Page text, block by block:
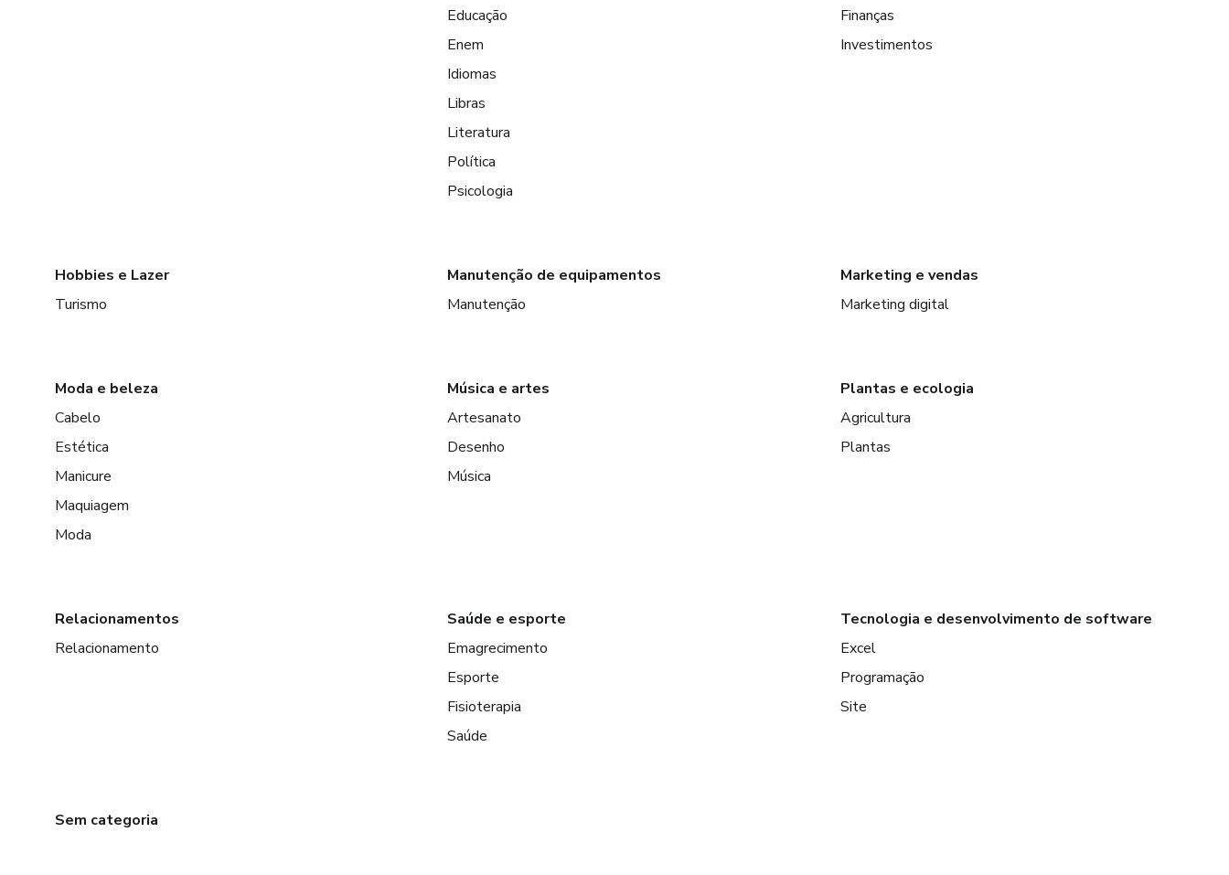
Educação
Enem
Idiomas
Libras
Literatura
Política
Psicologia
Finanças
Investimentos
Hobbies e Lazer
Turismo
Manutenção de equipamentos
Manutenção
Marketing e vendas
Marketing digital
Moda e beleza
Cabelo
Estética
Manicure
Maquiagem
Moda
Música e artes
Artesanato
Desenho
Música
Plantas e ecologia
Agricultura
Plantas
Relacionamentos
Relacionamento
Saúde e esporte
Emagrecimento
Esporte
Fisioterapia
Saúde
Tecnologia e desenvolvimento de software
Excel
Programação
Site
Sem categoria